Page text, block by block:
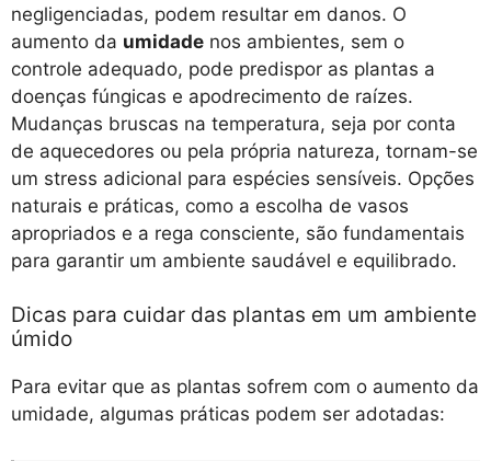
negligenciadas, podem resultar em danos. O
aumento da umidade nos ambientes, sem o
controle adequado, pode predispor as plantas a
doenças fúngicas e apodrecimento de raízes.
Mudanças bruscas na temperatura, seja por conta
de aquecedores ou pela própria natureza, tornam-se
um stress adicional para espécies sensíveis. Opções
naturais e práticas, como a escolha de vasos
apropriados e a rega consciente, são fundamentais
para garantir um ambiente saudável e equilibrado.
Dicas para cuidar das plantas em um ambiente
úmido
Para evitar que as plantas sofrem com o aumento da
umidade, algumas práticas podem ser adotadas: